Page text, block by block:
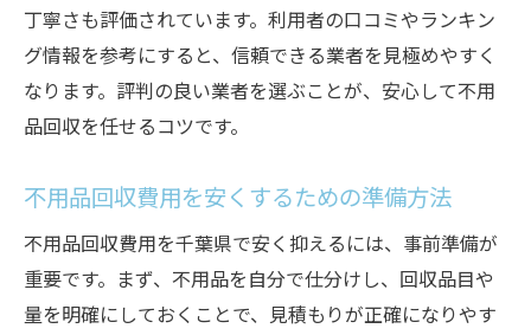
丁寧さも評価されています。利用者の口コミやランキン
グ情報を参考にすると、信頼できる業者を見極めやすく
なります。評判の良い業者を選ぶことが、安心して不用
品回収を任せるコツです。
不用品回収費用を安くするための準備方法
不用品回収費用を千葉県で安く抑えるには、事前準備が
重要です。まず、不用品を自分で仕分けし、回収品目や
量を明確にしておくことで、見積もりが正確になりやす